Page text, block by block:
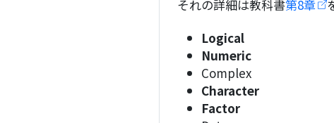
それの詳細は教科書第8章
Logical
Numeric
Complex
Character
Factor